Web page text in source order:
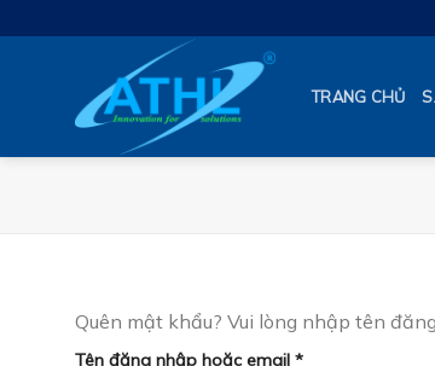
to
TRANG CHỦ
Quên mật khẩu? Vui lòng nhập tên
Tên đăng nhập hoặc email *Bắt